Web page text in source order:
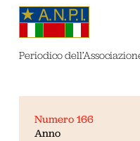
Periodico
Numero 166
Anno